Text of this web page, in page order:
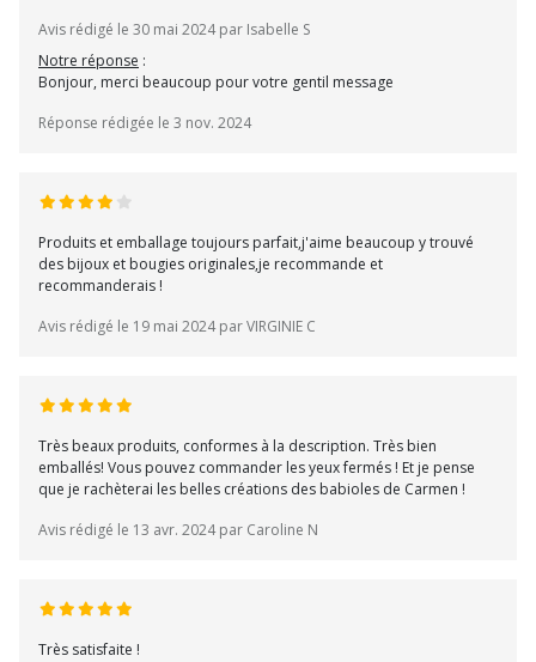
Avis rédigé le 30 mai 2024 par Isabelle S
Notre réponse :
Bonjour, merci beaucoup pour votre gentil message
Réponse rédigée le 3 nov. 2024
Produits et emballage toujours parfait,j'aime beaucoup y trouvé
des bijoux et bougies originales,je recommande et
recommanderais !
Avis rédigé le 19 mai 2024 par VIRGINIE C
Très beaux produits, conformes à la description. Très bien
emballés! Vous pouvez commander les yeux fermés ! Et je pense
que je rachèterai les belles créations des babioles de Carmen !
Avis rédigé le 13 avr. 2024 par Caroline N
Très satisfaite !